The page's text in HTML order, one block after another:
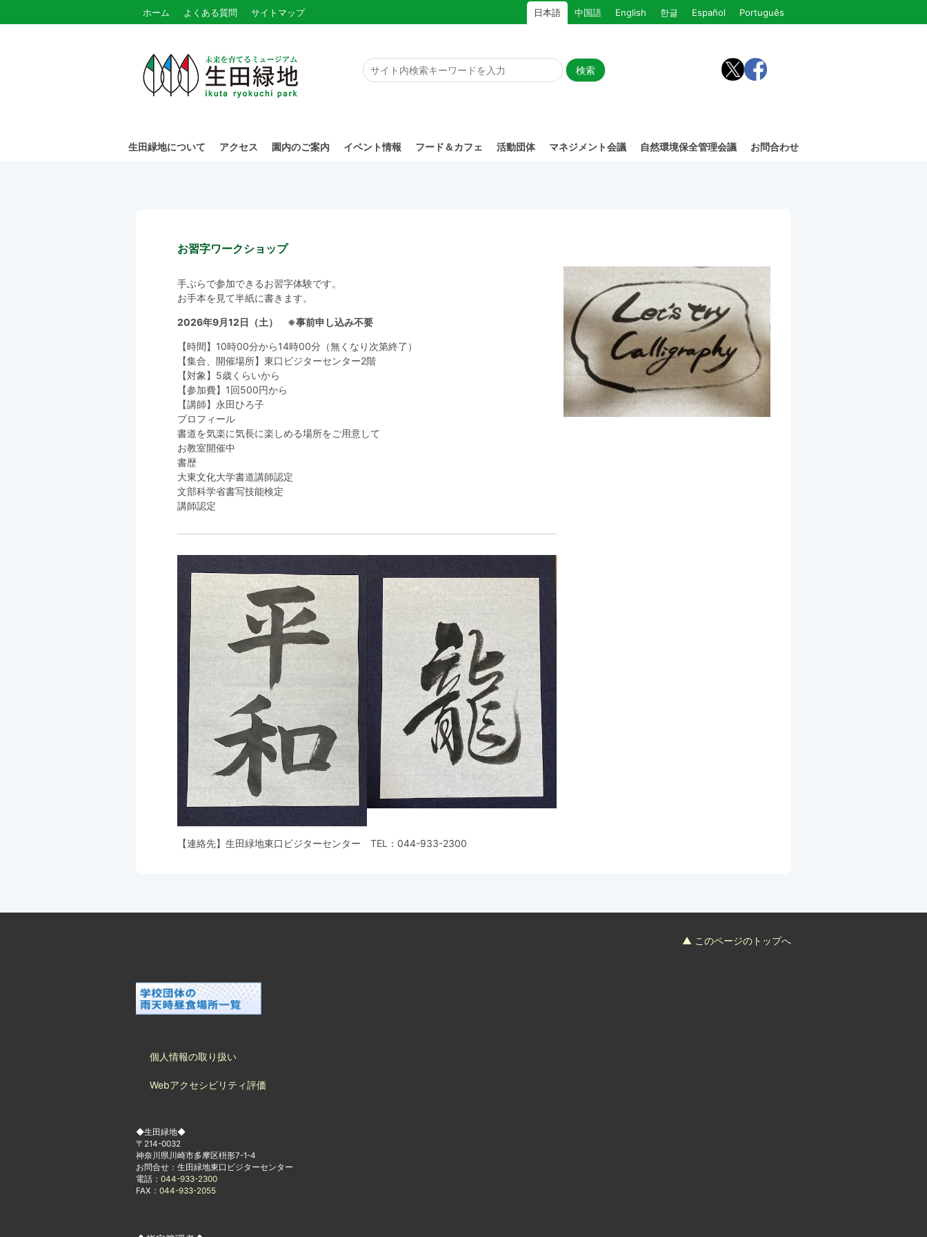
ホーム よくある質問 サイトマップ 日本語 中国語 English 한글 Español Português
生田緑地について アクセス 園内のご案内 イベント情報 フード＆カフェ 活動団体 マネジメント会議 自然環境保全管理会議 お問合わせ
お習字ワークショップ
手ぶらで参加できるお習字体験です。
お手本を見て半紙に書きます。
2026年9月12日（土） ※事前申し込み不要
【時間】10時00分から14時00分（無くなり次第終了）
【集合、開催場所】東口ビジターセンター2階
【対象】5歳くらいから
【参加費】1回500円から
【講師】永田ひろ子
プロフィール
書道を気楽に気長に楽しめる場所をご用意して
お教室開催中
書歴
大東文化大学書道講師認定
文部科学省書写技能検定
講師認定
【連絡先】 生田緑地東口ビジターセンター TEL： 044-933-2300
▲ このページのトップへ
個人情報の取り扱い
Webアクセシビリティ評価
◆生田緑地◆
〒214-0032
神奈川県川崎市多摩区枡形7-1-4
お問合せ：生田緑地東口ビジターセンター
電話： 044-933-2300
FAX： 044-933-2055